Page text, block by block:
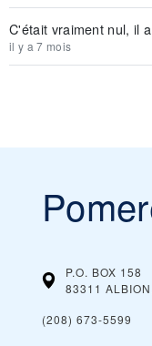
C'était vraiment nul, il
il y a 7 mois
P.O. BOX 158
83311
(208) 673-5599